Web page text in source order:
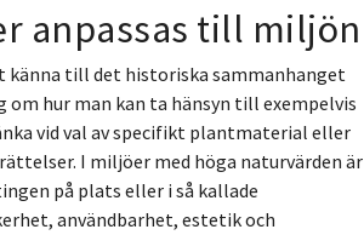
anpassas till miljön
känna till det historiska sammanhanget
hur man kan ta hänsyn till exempelvis
vid val av specifikt plantmaterial eller
I miljöer med höga naturvärden är
på plats eller i så kallade
användbarhet, estetik och